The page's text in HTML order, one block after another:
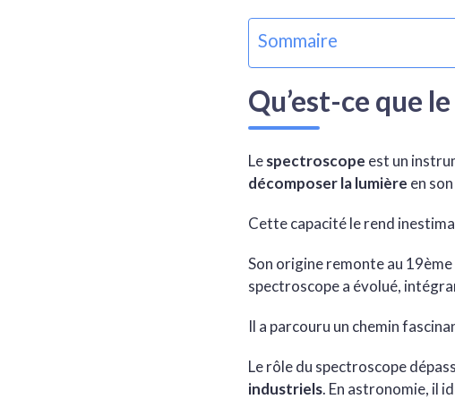
Sommaire
Qu’est-ce que
Lespectroscope est un
décomposer la lumière en
Cette capacité le rend
Son origine remonte au
spectroscope a évolué,
Il a parcouru un chemin
Le rôle du spectroscope
industriels. En astronomie, il